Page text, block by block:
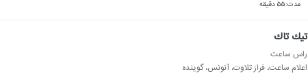
مدت:۵۵ دقیقه
تیك تاك
راس ساعت
اعلام ساعت، فراز تلاوت، آنونس، گوینده